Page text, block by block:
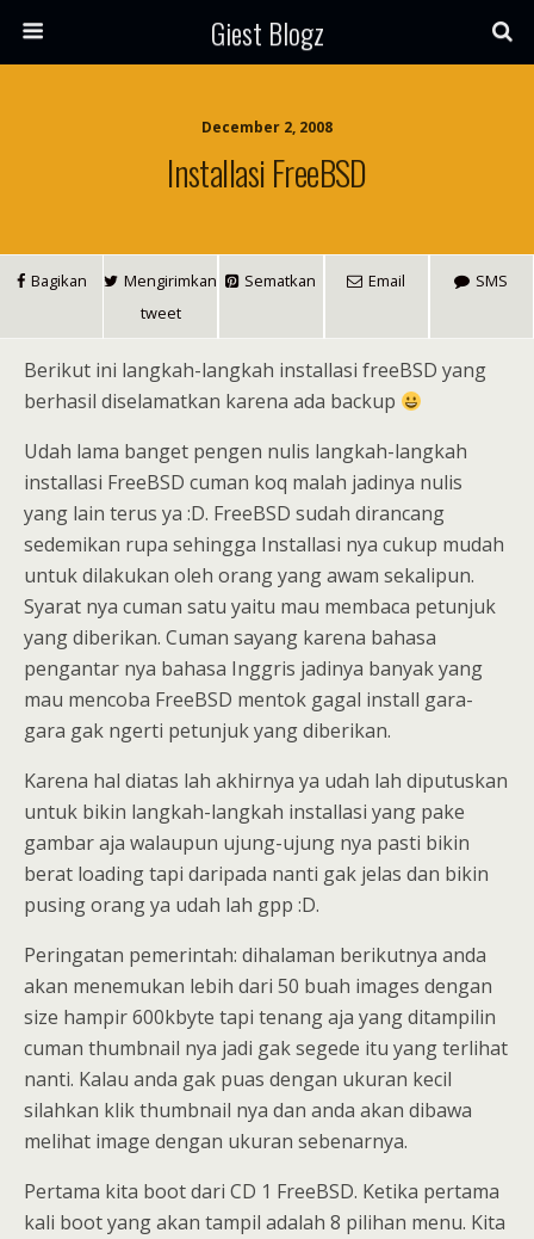
Giest Blogz
December 2, 2008
Installasi FreeBSD
Bagikan
Mengirimkan
tweet
Sematkan Email SMS
Berikut ini langkah-langkah installasi freeBSD yang
berhasil diselamatkan karena ada backup
Udah lama banget pengen nulis langkah-langkah
installasi FreeBSD cuman koq malah jadinya nulis
yang lain terus ya :D. FreeBSD sudah dirancang
sedemikan rupa sehingga Installasi nya cukup mudah
untuk dilakukan oleh orang yang awam sekalipun.
Syarat nya cuman satu yaitu mau membaca petunjuk
yang diberikan. Cuman sayang karena bahasa
pengantar nya bahasa Inggris jadinya banyak yang
mau mencoba FreeBSD mentok gagal install gara-
gara gak ngerti petunjuk yang diberikan.
Karena hal diatas lah akhirnya ya udah lah diputuskan
untuk bikin langkah-langkah installasi yang pake
gambar aja walaupun ujung-ujung nya pasti bikin
berat loading tapi daripada nanti gak jelas dan bikin
pusing orang ya udah lah gpp :D.
Peringatan pemerintah: dihalaman berikutnya anda
akan menemukan lebih dari 50 buah images dengan
size hampir 600kbyte tapi tenang aja yang ditampilin
cuman thumbnail nya jadi gak segede itu yang terlihat
nanti. Kalau anda gak puas dengan ukuran kecil
silahkan klik thumbnail nya dan anda akan dibawa
melihat image dengan ukuran sebenarnya.
Pertama kita boot dari CD 1 FreeBSD. Ketika pertama
kali boot yang akan tampil adalah 8 pilihan menu. Kita